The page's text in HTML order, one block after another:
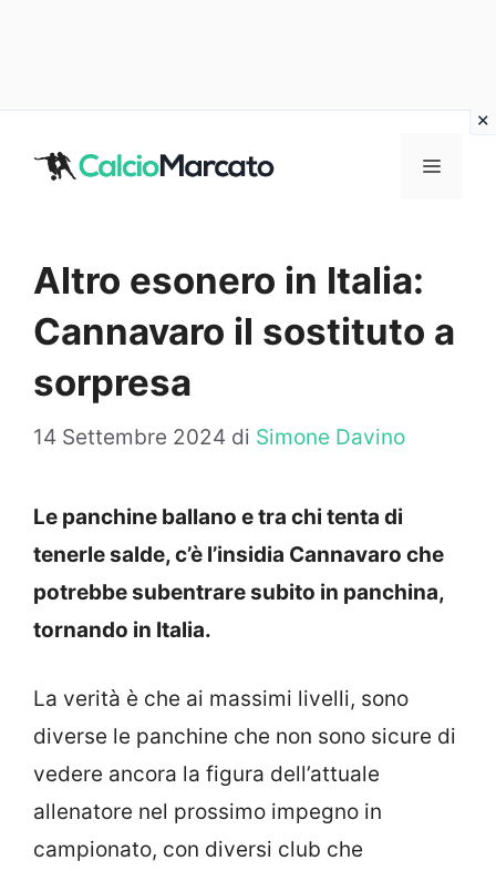
MENU
Altro esonero in Italia:
Cannavaro il sostituto a
sorpresa
14 Settembre 2024 di Simone Davino
Le panchine ballano e tra chi tenta di
tenerle salde, c’è l’insidia Cannavaro che
potrebbe subentrare subito in panchina,
tornando in Italia.
La verità è che ai massimi livelli, sono
diverse le panchine che non sono sicure di
vedere ancora la figura dell’attuale
allenatore nel prossimo impegno in
campionato, con diversi club che